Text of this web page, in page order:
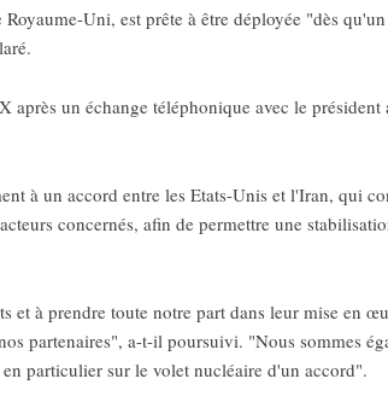
Uni, est prête à être déployée "dès
un échange téléphonique avec le
à un accord entre les Etats-Unis et l'Iran, qui
concernés, afin de permettre une
et à prendre toute notre part dans leur mise en
partenaires", a-t-il poursuivi. "Nous sommes
particulier sur le volet nucléaire d'un accord".